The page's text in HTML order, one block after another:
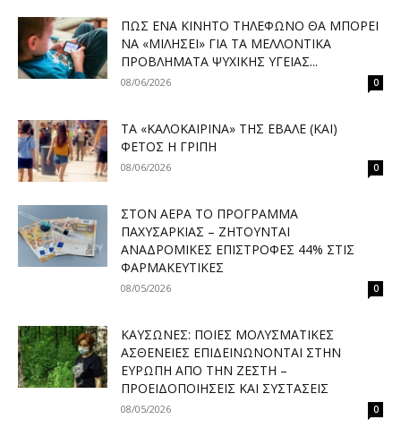
ΠΏΣ ΈΝΑ ΚΙΝΗΤΌ ΤΗΛΈΦΩΝΟ ΘΑ ΜΠΟΡΕΊ
ΝΑ «ΜΙΛΉΣΕΙ» ΓΙΑ ΤΑ ΜΕΛΛΟΝΤΙΚΆ
ΠΡΟΒΛΉΜΑΤΑ ΨΥΧΙΚΉΣ ΥΓΕΊΑΣ...
08/06/2026 0
ΤΑ «ΚΑΛΟΚΑΙΡΙΝΆ» ΤΗΣ ΈΒΑΛΕ (ΚΑΙ)
ΦΈΤΟΣ Η ΓΡΊΠΗ
08/06/2026 0
ΣΤΟΝ ΑΈΡΑ ΤΟ ΠΡΌΓΡΑΜΜΑ
ΠΑΧΥΣΑΡΚΊΑΣ – ΖΗΤΟΎΝΤΑΙ
ΑΝΑΔΡΟΜΙΚΈΣ ΕΠΙΣΤΡΟΦΈΣ 44% ΣΤΙΣ
ΦΑΡΜΑΚΕΥΤΙΚΈΣ
08/05/2026 0
ΚΑΎΣΩΝΕΣ: ΠΟΙΕΣ ΜΟΛΥΣΜΑΤΙΚΈΣ
ΑΣΘΈΝΕΙΕΣ ΕΠΙΔΕΙΝΏΝΟΝΤΑΙ ΣΤΗΝ
ΕΥΡΏΠΗ ΑΠΌ ΤΗΝ ΖΈΣΤΗ –
ΠΡΟΕΙΔΟΠΟΙΉΣΕΙΣ ΚΑΙ ΣΥΣΤΆΣΕΙΣ
08/05/2026 0